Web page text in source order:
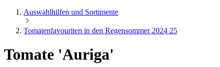
Auswahlhilfen und Sortimente
Tomatenfavouriten in den Regensommer 2024 25
Tomate 'Auriga'